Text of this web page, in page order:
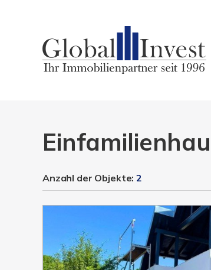
Anzahl der Objekte:2